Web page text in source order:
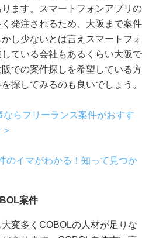
ます。スマートフォンアプリの
発注されるため、大阪まで案件
し少ないとは言えスマートフォ
ている会社もあるくらい大阪で
での案件探しを希望している方
探してみるのも良いでしょう。
ならフリーランス案件がおすす
のイマがわかる！知って見つか
案件
変多くCOBOLの人材が足りな